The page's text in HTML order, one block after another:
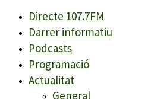
Directe 107.7FM
Darrer informatiu
Podcasts
Programació
Actualitat
General